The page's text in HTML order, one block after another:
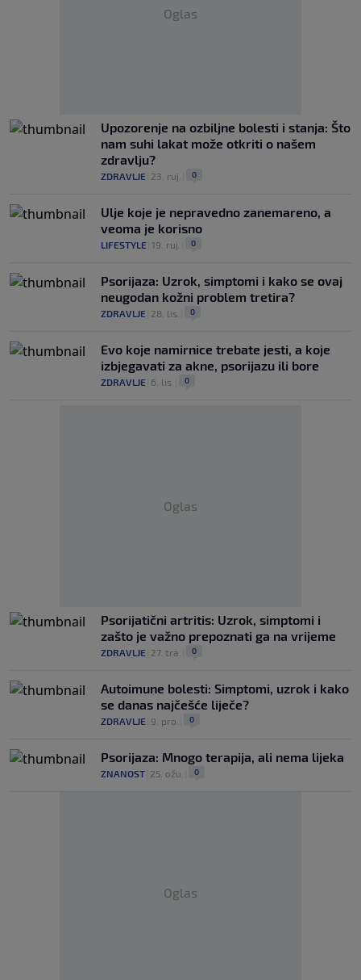
Oglas
Upozorenje na ozbiljne bolesti i stanja: Što
nam suhi lakat može otkriti o našem
zdravlju?
ZDRAVLJE 23. ruj. 0
Ulje koje je nepravedno zanemareno, a
veoma je korisno
LIFESTYLE 19. ruj. 0
Psorijaza: Uzrok, simptomi i kako se ovaj
neugodan kožni problem tretira?
ZDRAVLJE 28. lis. 0
Evo koje namirnice trebate jesti, a koje
izbjegavati za akne, psorijazu ili bore
ZDRAVLJE 6. lis. 0
Oglas
Psorijatični artritis: Uzrok, simptomi i
zašto je važno prepoznati ga na vrijeme
ZDRAVLJE 27. tra. 0
Autoimune bolesti: Simptomi, uzrok i kako
se danas najčešće liječe?
ZDRAVLJE 9. pro. 0
Psorijaza: Mnogo terapija, ali nema lijeka
ZNANOST 25. ožu. 0
Oglas